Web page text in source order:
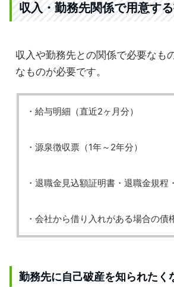
収入・勤務先関係で用意す
収入や勤務先との関係で必要なも
なものが必要です。
・給与明細（直近2ヶ月分）
・源泉徴収票（1年～2年分）
・退職金見込額証明書・退職金規程
・会社から借り入れがある場合の債
勤務先に自己破産を知られたく